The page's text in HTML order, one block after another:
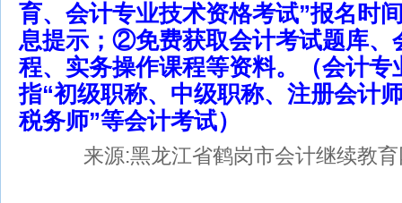
育、会计专业技术资格考试”报名时
息提示；②免费获取会计考试题库、
程、实务操作课程等资料。（会计专
指“初级职称、中级职称、注册会计
税务师”等会计考试）
来源:黑龙江省鹤岗市会计继续教